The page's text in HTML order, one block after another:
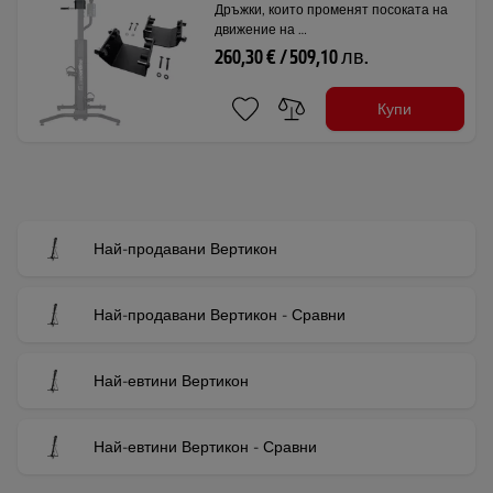
Дръжки, които променят посоката на
движение на …
260,30 € / 509,10 лв.
Купи
Най-продавани Вертикон
Най-продавани Вертикон - Сравни
Най-евтини Вертикон
Най-евтини Вертикон - Сравни